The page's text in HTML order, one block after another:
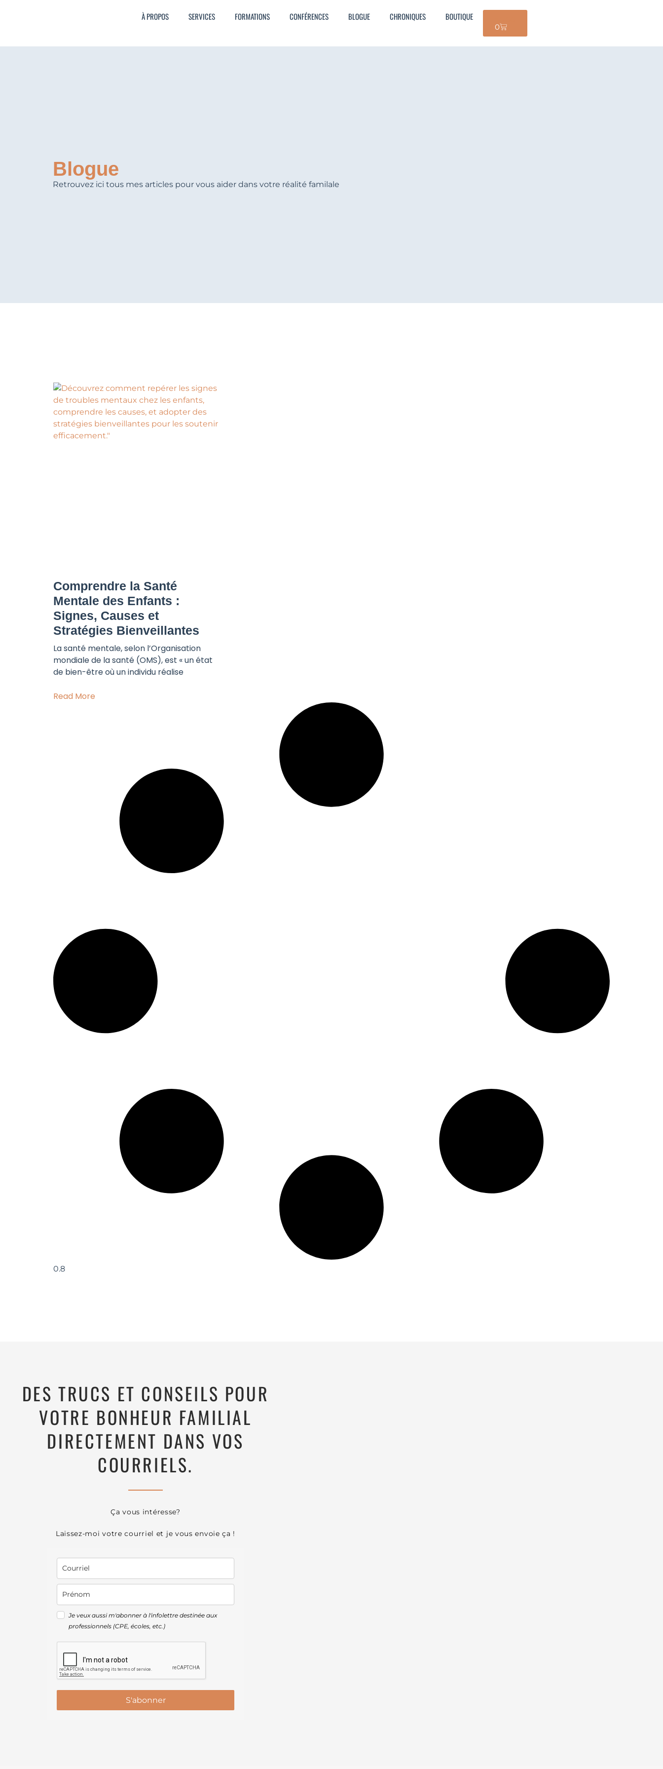
À PROPOS SERVICES FORMATIONS CONFÉRENCES BLOGUE CHRONIQUES BOUTIQUE
0
Blogue
Retrouvez ici tous mes articles pour vous aider dans votre réalité familale
Comprendre la Santé
Mentale des Enfants :
Signes, Causes et
Stratégies Bienveillantes
La santé mentale, selon l’Organisation
mondiale de la santé (OMS), est « un état
de bien-être où un individu réalise
Read More
DES TRUCS ET CONSEILS POUR
VOTRE BONHEUR FAMILIAL
DIRECTEMENT DANS VOS
COURRIELS.
Ça vous intéresse?
Laissez-moi votre courriel et je vous envoie ça !
Je veux aussi m'abonner à l'infolettre destinée aux
professionnels (CPE, écoles, etc.)
S'abonner